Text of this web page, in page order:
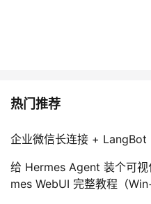
热门推荐
企业微信长连接 + LangBot
给 Hermes Agent 装个可
mes WebUI 完整教程（